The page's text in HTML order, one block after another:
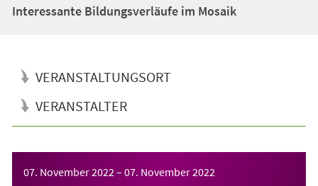
Interessante Bildungsverläufe im Mosaik
VERANSTALTUNGSORT
VERANSTALTER
07. November 2022 – 07. November 2022